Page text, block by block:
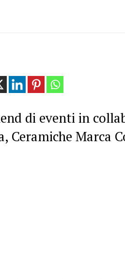
di eventi in
Ceramiche Marca